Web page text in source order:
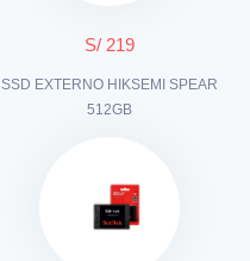
S/ 219
SSD EXTERNO HIKSEMI SPEAR
512GB